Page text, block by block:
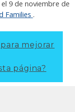
9 de noviembre de
Families .
mejorar
página?